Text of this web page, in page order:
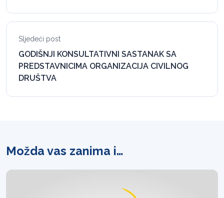
Sljedeći post
GODIŠNJI KONSULTATIVNI SASTANAK SA
PREDSTAVNICIMA ORGANIZACIJA CIVILNOG
DRUŠTVA
Možda vas zanima i…